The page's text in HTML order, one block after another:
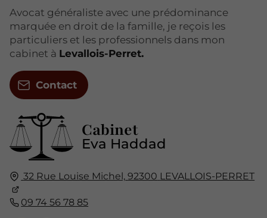
Cabinet
Eva Haddad
32 Rue Louise Michel, 92300 LEVALLOIS-PERRET
09 74 56 78 85
Avocat généraliste avec une prédominance
marquée en droit de la famille, je reçois les
particuliers et les professionnels dans mon
cabinet à Levallois-Perret.
Contact